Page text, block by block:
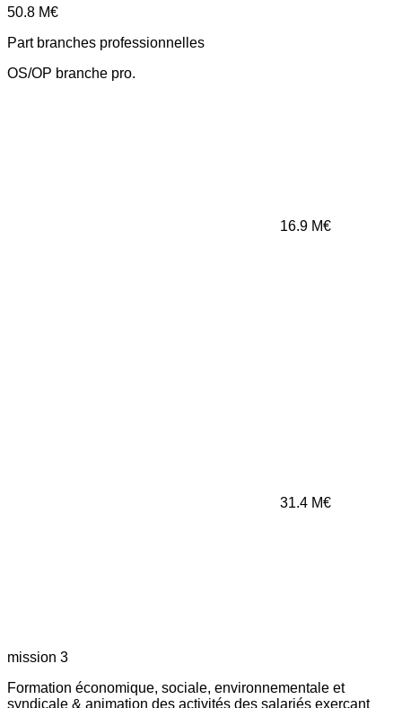
50.8 M€
Part branches professionnelles
OS/OP branche pro.
16.9 M€
31.4 M€
mission 3
Formation économique, sociale, environnementale et
syndicale & animation des activités des salariés exerçant